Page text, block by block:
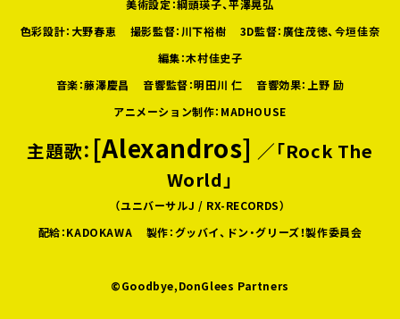
美術設定：綱頭瑛子、平澤晃弘
色彩設計：大野春恵
撮影監督：川下裕樹
3D監督：廣住茂徳、今垣佳奈
編集：木村佳史子
音楽：藤澤慶昌
音響監督：明田川 仁
音響効果：上野 励
アニメーション制作：MADHOUSE
主題歌： [Alexandros] ／「Rock The
World」
（ユニバーサルJ / RX-RECORDS）
配給：KADOKAWA
製作：グッバイ、ドン・グリーズ！製作委員会
©Goodbye,DonGlees Partners